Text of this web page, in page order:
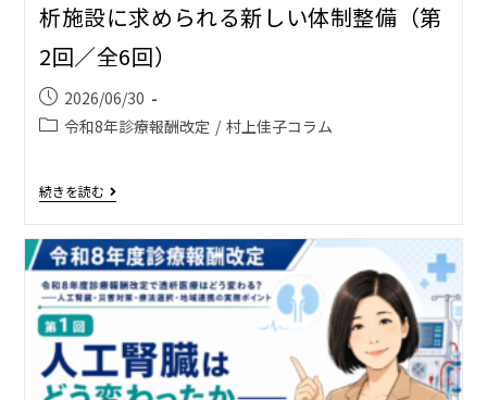
析施設に求められる新しい体制整備（第
2回／全6回）
2026/06/30
令和8年診療報酬改定 / 村上佳子コラム
続きを読む